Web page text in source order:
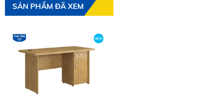
SẢN PHẨM ĐÃ XEM